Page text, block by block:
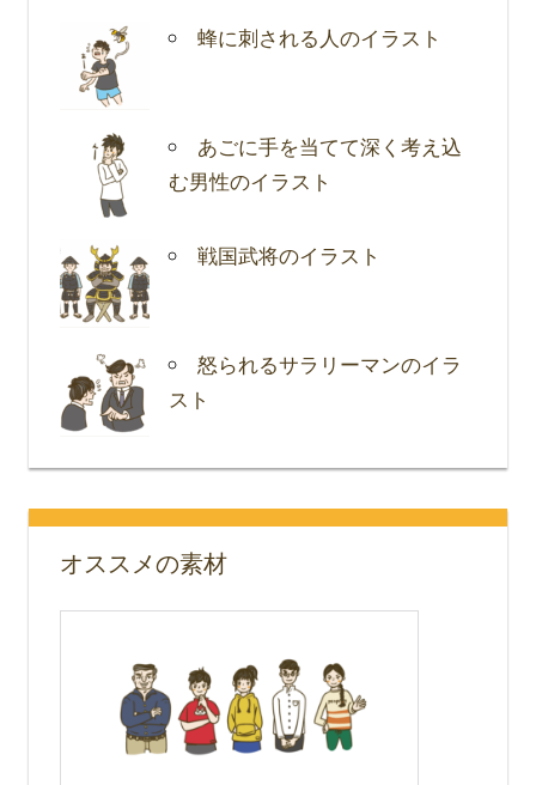
蜂に刺される人のイラスト
あごに手を当てて深く考え込
む男性のイラスト
戦国武将のイラスト
怒られるサラリーマンのイラ
スト
オススメの素材